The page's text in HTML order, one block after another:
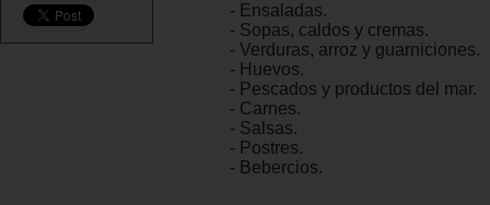
- Ensaladas.
- Sopas, caldos y cremas.
- Verduras, arroz y guarniciones.
- Huevos.
- Pescados y productos del mar.
- Carnes.
- Salsas.
- Postres.
- Bebercios.